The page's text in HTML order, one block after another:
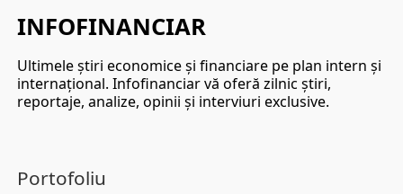
INFOFINANCIAR
Ultimele ştiri economice şi financiare pe plan intern şi
internaţional. Infofinanciar vă oferă zilnic ştiri,
reportaje, analize, opinii şi interviuri exclusive.
Portofoliu